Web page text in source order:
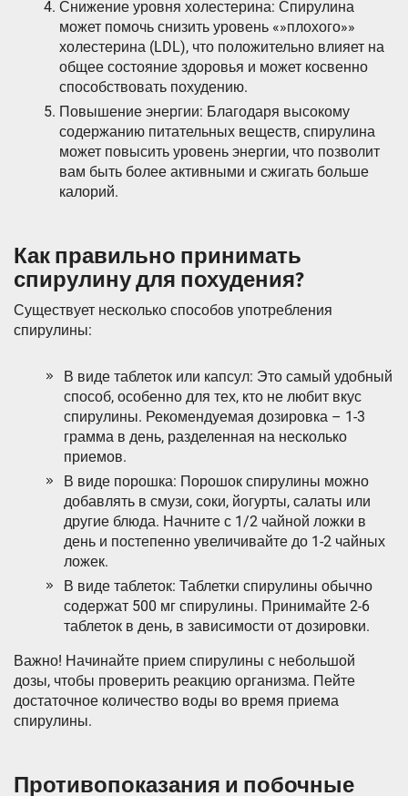
Снижение уровня холестерина: Спирулина
может помочь снизить уровень «»плохого»»
холестерина (LDL), что положительно влияет на
общее состояние здоровья и может косвенно
способствовать похудению.
Повышение энергии: Благодаря высокому
содержанию питательных веществ, спирулина
может повысить уровень энергии, что позволит
вам быть более активными и сжигать больше
калорий.
Как правильно принимать
спирулину для похудения?
Существует несколько способов употребления
спирулины:
В виде таблеток или капсул: Это самый удобный
способ, особенно для тех, кто не любит вкус
спирулины. Рекомендуемая дозировка – 1-3
грамма в день, разделенная на несколько
приемов.
В виде порошка: Порошок спирулины можно
добавлять в смузи, соки, йогурты, салаты или
другие блюда. Начните с 1/2 чайной ложки в
день и постепенно увеличивайте до 1-2 чайных
ложек.
В виде таблеток: Таблетки спирулины обычно
содержат 500 мг спирулины. Принимайте 2-6
таблеток в день, в зависимости от дозировки.
Важно! Начинайте прием спирулины с небольшой
дозы, чтобы проверить реакцию организма. Пейте
достаточное количество воды во время приема
спирулины.
Противопоказания и побочные